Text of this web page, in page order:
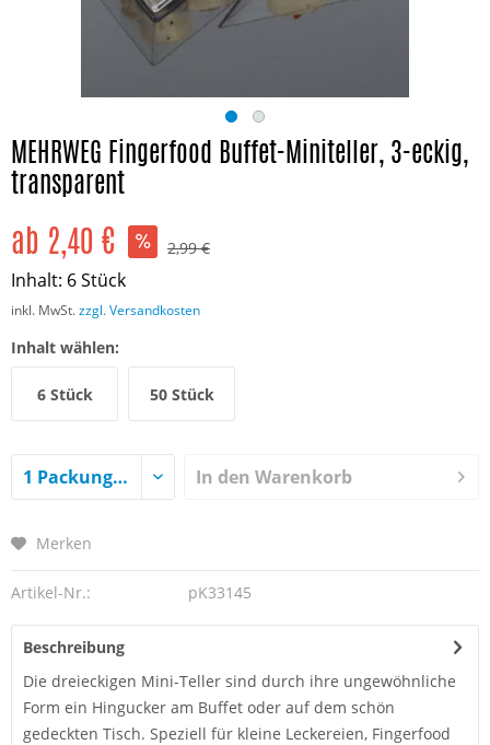
MEHRWEG Fingerfood Buffet-Miniteller, 3-eckig,
transparent
ab 2,40 € 2,99 €
Inhalt: 6 Stück
inkl. MwSt.zzgl. Versandkosten
Inhalt wählen:
6 Stück 50 Stück
In denWarenkorb
Merken
Artikel-Nr.: pK33145
Beschreibung
Die dreieckigen Mini-Teller sind durch ihre ungewöhnliche
Form ein Hingucker am Buffet oder auf dem schön
gedeckten Tisch. Speziell für kleine Leckereien, Fingerfood